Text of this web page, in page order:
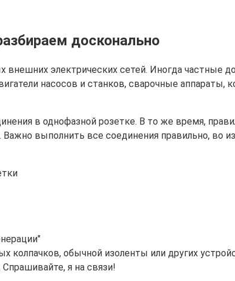
досконально
электрических сетей. Иногда частные
насосов и станков, сварочные аппараты,
в однофазной розетке. В то же время,
выполнить все соединения правильно, во
обычной изоленты или других
я на связи!